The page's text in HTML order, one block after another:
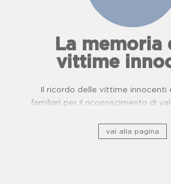
La memoria
vittime
Il ricordo delle vittime innocenti
familiari per il riconoscimento di
vai alla pagina